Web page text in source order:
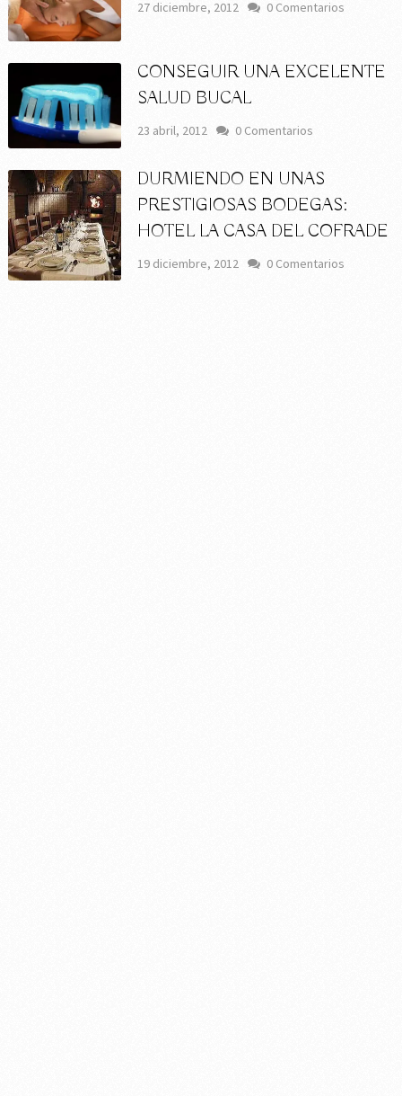
27 diciembre, 2012 0 Comentarios
CONSEGUIR UNA EXCELENTE
SALUD BUCAL
23 abril, 2012 0 Comentarios
DURMIENDO EN UNAS
PRESTIGIOSAS BODEGAS:
HOTEL LA CASA DEL COFRADE
19 diciembre, 2012 0 Comentarios